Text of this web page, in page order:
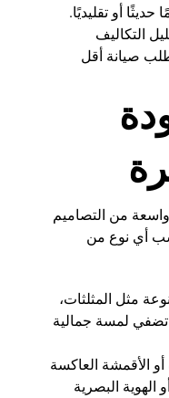
أو تقليديًا.
التكاليف
صيانة أقل
من التصاميم
أي نوع من
مثل المثلثات،
تضفي لمسة جمالية
أو الأقمشة العاكسة
الهوية البصرية